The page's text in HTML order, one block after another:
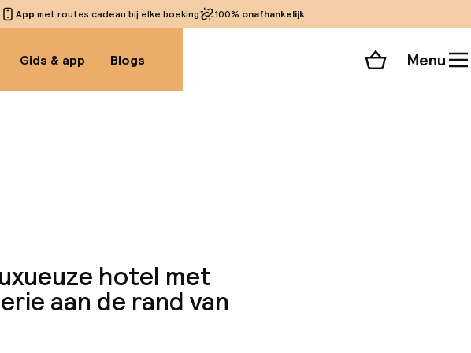
App met routes cadeau bij elke boeking 100% onafhankelijk
Gids & app Blogs Winkelmand
Menu
hotel met
aan de rand van